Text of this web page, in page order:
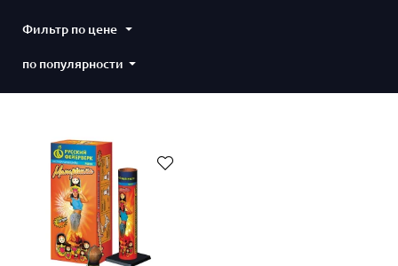
Фильтр по цене
по популярности